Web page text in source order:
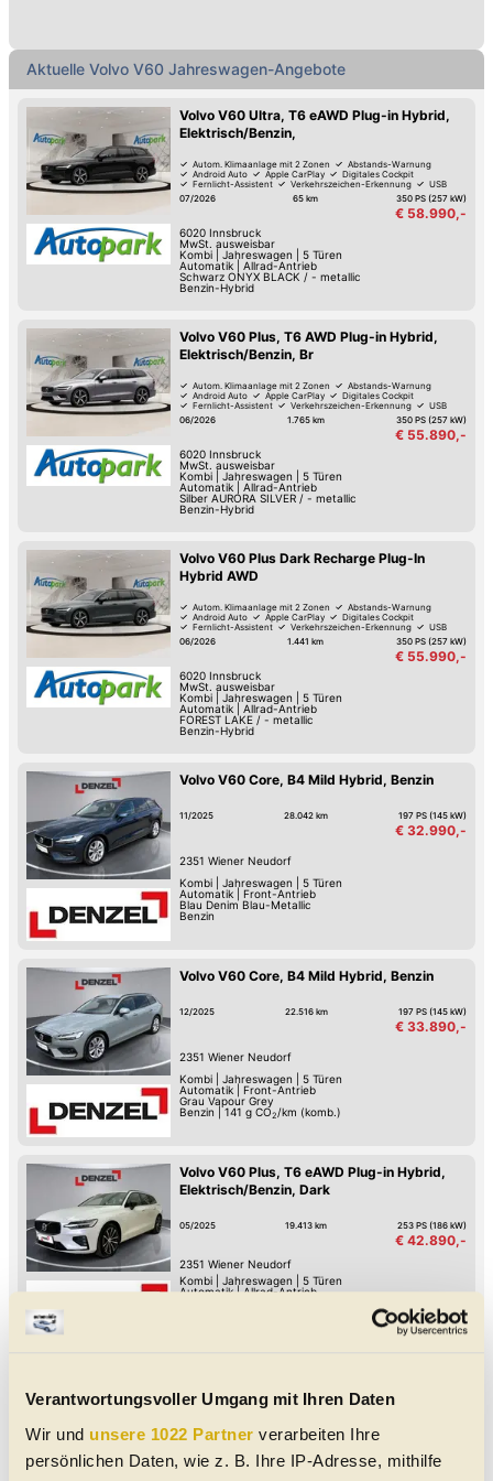
Verantwortungsvoller Umgang mit Ihren Daten
Wir und unsere 1022 Partner verarbeiten Ihre
persönlichen Daten, wie z. B. Ihre IP-Adresse, mithilfe
Aktuelle Volvo V60 Jahreswagen-Angebote
Volvo V60 Ultra, T6 eAWD Plug-in Hybrid,
Elektrisch/Benzin,
Autom. Klimaanlage mit 2 Zonen
Abstands-Warnung
Android Auto
Apple CarPlay
Digitales Cockpit
Fernlicht-Assistent
Verkehrszeichen-Erkennung
USB
07/2026
65 km 350 PS (257 kW)
€ 58.990,-
6020 Innsbruck
MwSt. ausweisbar
Kombi| Jahreswagen
5 Türen
Automatik| Allrad-Antrieb
Schwarz ONYX BLACK / - metallic
Benzin-Hybrid
Volvo V60 Plus, T6 AWD Plug-in Hybrid,
Elektrisch/Benzin, Br
Autom. Klimaanlage mit 2 Zonen
Abstands-Warnung
Android Auto
Apple CarPlay
Digitales Cockpit
Fernlicht-Assistent
Verkehrszeichen-Erkennung
USB
06/2026
1.765 km 350 PS (257 kW)
€ 55.890,-
6020 Innsbruck
MwSt. ausweisbar
Kombi| Jahreswagen
5 Türen
Automatik| Allrad-Antrieb
Silber AURORA SILVER / - metallic
Benzin-Hybrid
Volvo V60 Plus Dark Recharge Plug-In
Hybrid AWD
Autom. Klimaanlage mit 2 Zonen
Abstands-Warnung
Android Auto
Apple CarPlay
Digitales Cockpit
Fernlicht-Assistent
Verkehrszeichen-Erkennung
USB
06/2026
1.441 km 350 PS (257 kW)
€ 55.990,-
6020 Innsbruck
MwSt. ausweisbar
Kombi| Jahreswagen
5 Türen
Automatik| Allrad-Antrieb
FOREST LAKE / - metallic
Benzin-Hybrid
Volvo V60 Core, B4 Mild Hybrid, Benzin
11/2025 28.042 km 197 PS (145 kW)
€ 32.990,-
2351 Wiener Neudorf
Kombi| Jahreswagen
5 Türen
Automatik| Front-Antrieb
Blau Denim Blau-Metallic
Benzin
Volvo V60 Core, B4 Mild Hybrid, Benzin
12/2025 22.516 km 197 PS (145 kW)
€ 33.890,-
2351 Wiener Neudorf
Kombi| Jahreswagen
5 Türen
Automatik| Front-Antrieb
Grau Vapour Grey
Benzin |141 g CO2 /km (komb.)
Volvo V60 Plus, T6 eAWD Plug-in Hybrid,
Elektrisch/Benzin, Dark
05/2025 19.413 km 253 PS (186 kW)
€ 42.890,-
2351 Wiener Neudorf
Kombi| Jahreswagen
5 Türen
Automatik|Allrad-Antrieb
/km (komb.)
2351 Wiener Neudorf